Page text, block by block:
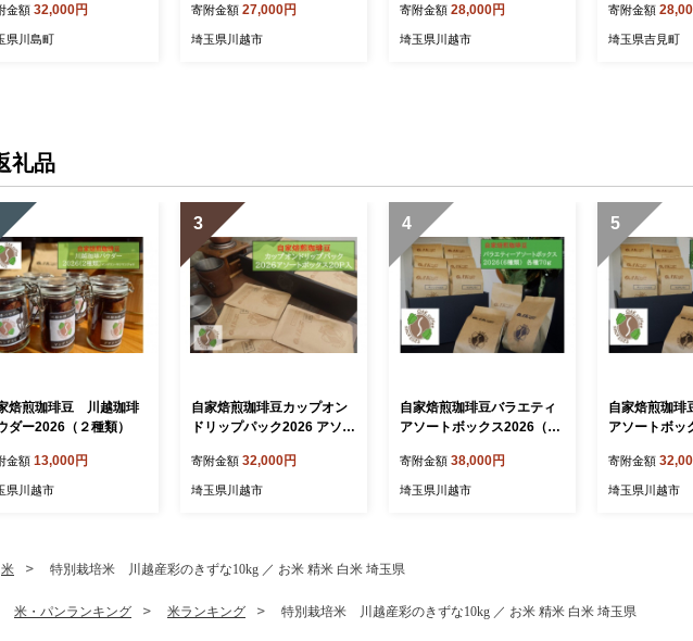
精米品） 有機肥料
薬 2025年産 埼玉県 川
金額 32,000円
県川島町
３種類ブレンド米 埼玉県
寄附金額 27,000円
埼玉県川越市
寄附金額 28,000円
埼玉県川越市
寄附金額
埼玉県吉見町
礼品
焙煎珈琲豆 川越珈琲
ダー2026（２種類）
金額 13,000円
県川越市
3
自家焙煎珈琲豆カップオン
ドリップパック2026 アソー
類×5P）
寄附金額 32,000円
埼玉県川越市
4
自家焙煎珈琲豆バラエティ
アソートボックス2026（6
寄附金額 38,000円
埼玉県川越市
5
自家焙煎珈琲
アソートボッ
寄附金額
埼玉県川越市
米 特別栽培米 川越産彩のきずな10kg ／ お米 精米 白米 埼玉県
米・パンランキング 米ランキング 特別栽培米 川越産彩のきずな10kg ／ お米 精米 白米 埼玉県